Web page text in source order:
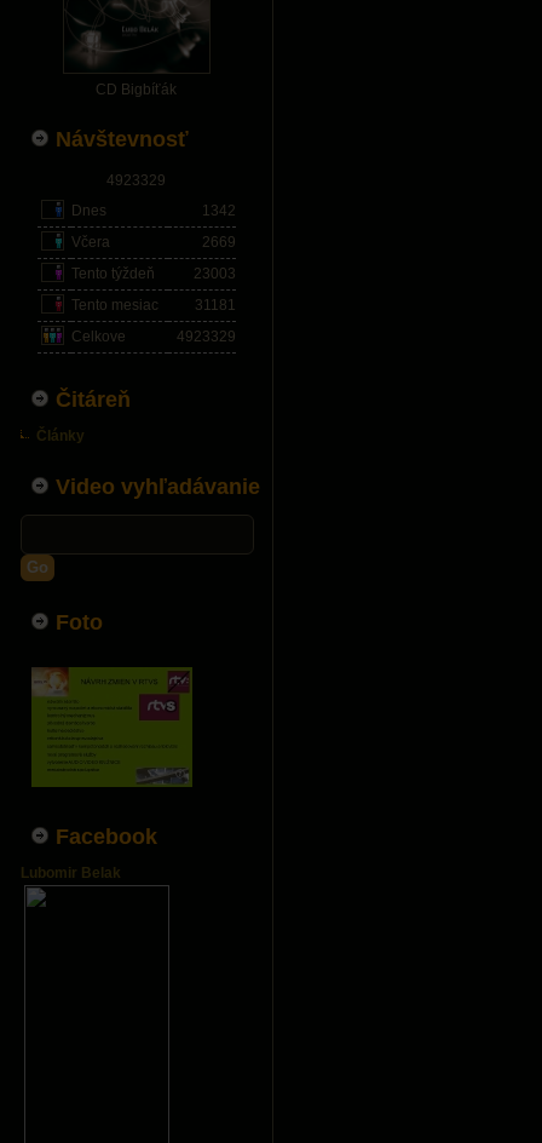
CD Bigbíťák
Návštevnosť
4923329
Dnes
1342
Včera
2669
Tento týždeň
23003
Tento mesiac
31181
Celkove
4923329
Čitáreň
Články
Video vyhľadávanie
Go
Foto
Facebook
Lubomir Belak